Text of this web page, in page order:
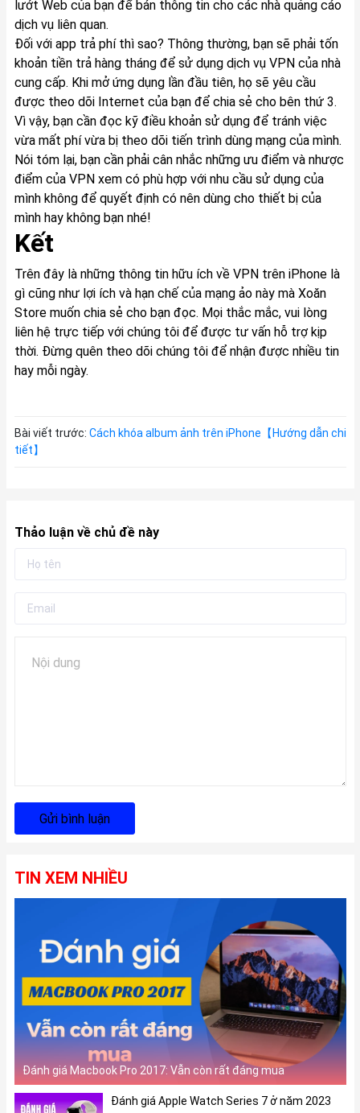
lướt Web của bạn để bán thông tin cho các nhà quảng cáo
dịch vụ liên quan.
Đối với app trả phí thì sao? Thông thường, bạn sẽ phải tốn
khoản tiền trả hàng tháng để sử dụng dịch vụ VPN của nhà
cung cấp. Khi mở ứng dụng lần đầu tiên, họ sẽ yêu cầu
được theo dõi Internet của bạn để chia sẻ cho bên thứ 3.
Vì vậy, bạn cần đọc kỹ điều khoản sử dụng để tránh việc
vừa mất phí vừa bị theo dõi tiến trình dùng mạng của mình.
Nói tóm lại, bạn cần phải cân nhắc những ưu điểm và nhược
điểm của VPN xem có phù hợp với nhu cầu sử dụng của
mình không để quyết định có nên dùng cho thiết bị của
mình hay không bạn nhé!
Kết
Trên đây là những thông tin hữu ích về VPN trên iPhone là
gì cũng như lợi ích và hạn chế của mạng ảo này mà Xoăn
Store muốn chia sẻ cho bạn đọc. Mọi thắc mắc, vui lòng
liên hệ trực tiếp với chúng tôi để được tư vấn hỗ trợ kịp
thời. Đừng quên theo dõi chúng tôi để nhận được nhiều tin
hay mỗi ngày.
Bài viết trước: Cách khóa album ảnh trên iPhone【Hướng dẫn chi
tiết】
Thảo luận về chủ đề này
Gửi bình luận
TIN XEM NHIỀU
Đánh giá Macbook Pro 2017: Vẫn còn rất đáng mua
Đánh giá Apple Watch Series 7 ở năm 2023